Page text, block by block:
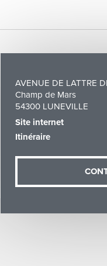
AVENUE DE LATTRE
Champ de Mars
54300 LUNEVILLE
Site internet
Itinéraire
(sauf